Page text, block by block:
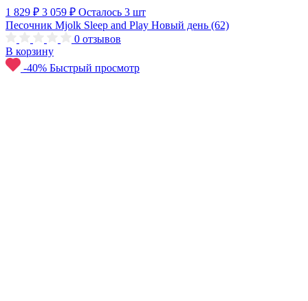
1 829 ₽ 3 059 ₽ Осталось 3 шт
Песочник Mjolk Sleep and Play Новый день (62)
0 отзывов
В корзину
-40% Быстрый просмотр